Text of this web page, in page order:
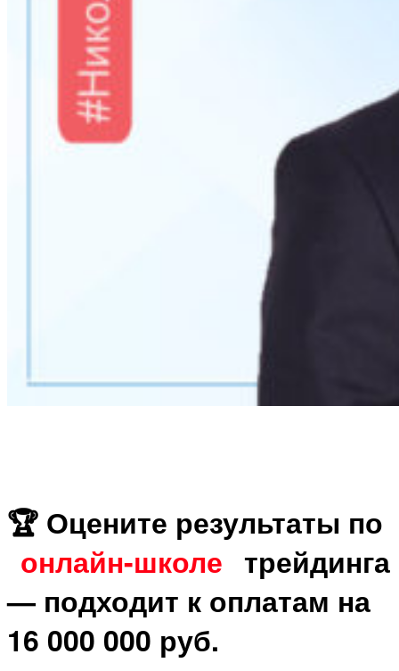
🏆 Оцените результаты по
онлайн-школе трейдинга
— подходит к оплатам на
16 000 000 руб.